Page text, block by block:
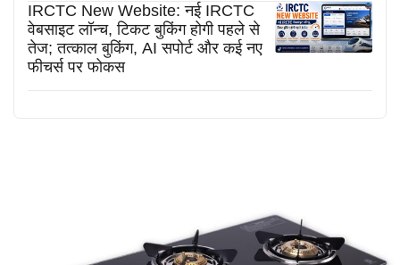
IRCTC New Website: नई IRCTC
वेबसाइट लॉन्च, टिकट बुकिंग होगी पहले से
तेज; तत्काल बुकिंग, AI सपोर्ट और कई नए
फीचर्स पर फोकस